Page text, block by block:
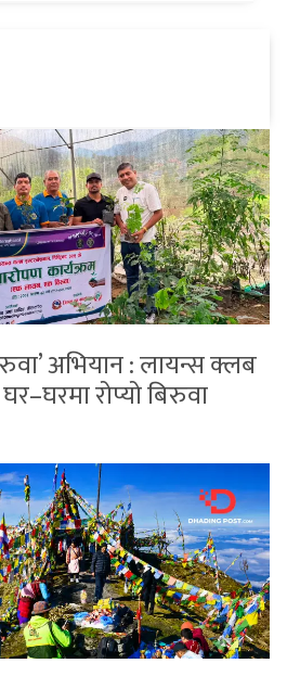
अभियान : लायन्स क्लब
रोप्यो बिरुवा